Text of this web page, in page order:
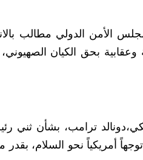
الدولي مطالب
بحق الكيان
ترامب، بشأن ثني
أمريكياً نحو السلام، بقدر